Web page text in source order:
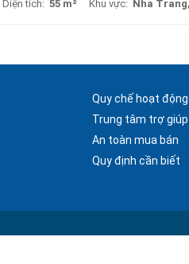
Diện tích: 55 m² Khu vực: Nha
Quy chế hoạt động
Trung tâm trợ giúp
An toàn mua bán
Quy định cần biết